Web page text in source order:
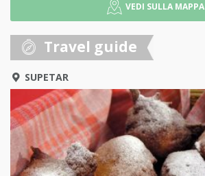
VEDI SULLA MAPPA
Travel guide
SUPETAR